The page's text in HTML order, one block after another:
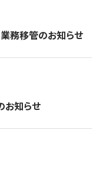
業務移管のお知らせ
お知らせ